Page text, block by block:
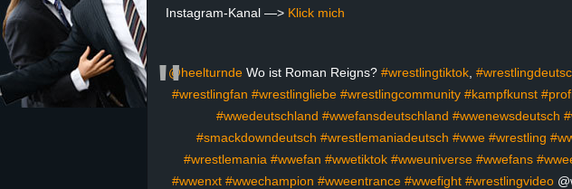
z
Instagram-Kanal —> Klick mich
@heelturndeWo ist Roman Reigns? #wrestlingtiktok,
#wrestlingfan #wrestlingliebe #wrestlingcommunity #kampfkunst
#wwedeutschland #wwefansdeutschland #wwenewsdeutsch
#smackdowndeutsch #wrestlemaniadeutsch #wwe #wrestling
#wrestlemania #wwefan #wwetiktok #wweuniverse #wwefans
#wwenxt #wwechampion #wweentrance #wwefight #wrestlingvideo